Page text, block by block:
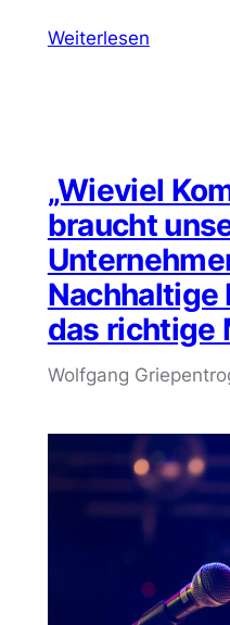
Weiterlesen
„Wieviel
braucht
Nachhaltige
das richtige
Wolfgang